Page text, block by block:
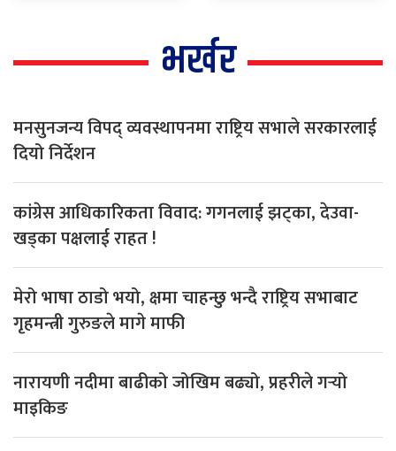
भर्खर
मनसुनजन्य विपद् व्यवस्थापनमा राष्ट्रिय सभाले सरकारलाई
दियो निर्देशन
कांग्रेस आधिकारिकता विवाद: गगनलाई झट्का, देउवा-
खड्का पक्षलाई राहत !
मेरो भाषा ठाडो भयो, क्षमा चाहन्छु भन्दै राष्ट्रिय सभाबाट
गृहमन्त्री गुरुङले मागे माफी
नारायणी नदीमा बाढीको जोखिम बढ्यो, प्रहरीले गर्‍यो
माइकिङ